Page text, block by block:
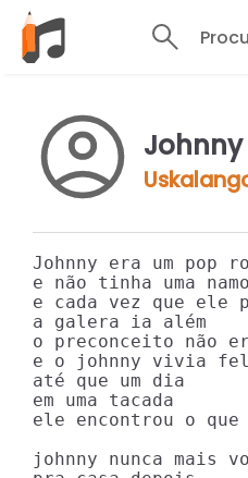
Johnny
Johnny era um pop
e não tinha uma
e cada vez que ele
a galera ia além
o preconceito não
e o johnny vivia
até que um dia
em uma tacada
ele encontrou o que
johnny nunca mais